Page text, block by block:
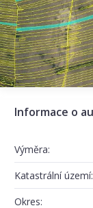
Informace o
Výměra:
Katastrální území:
Okres: